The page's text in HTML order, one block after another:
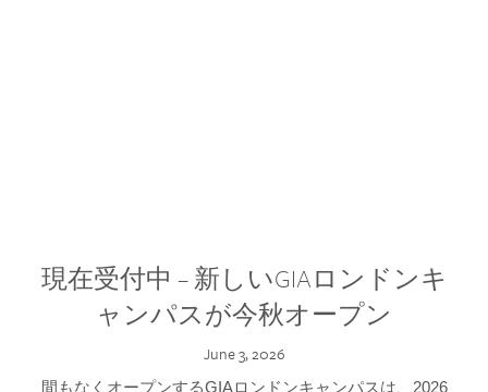
現在受付中 – 新しいGIAロンドンキ
ャンパスが今秋オープン
June 3, 2026
間もなくオープンするGIAロンドンキャンパスは、2026